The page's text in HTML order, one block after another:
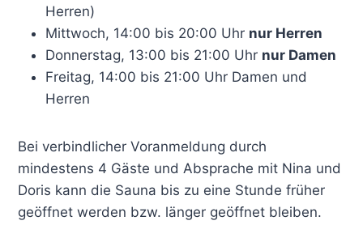
Herren)
Mittwoch, 14:00 bis 20:00 Uhr nur Herren
Donnerstag, 13:00 bis 21:00 Uhr nur Damen
Freitag, 14:00 bis 21:00 Uhr Damen und
Herren
Bei verbindlicher Voranmeldung durch
mindestens 4 Gäste und Absprache mit Nina und
Doris kann die Sauna bis zu eine Stunde früher
geöffnet werden bzw. länger geöffnet bleiben.